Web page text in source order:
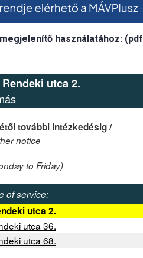
használatához: (pdf
utca 2.
további intézkedésig /
notice
to Friday)
of service:
utca 2.
utca 36.
utca 68.